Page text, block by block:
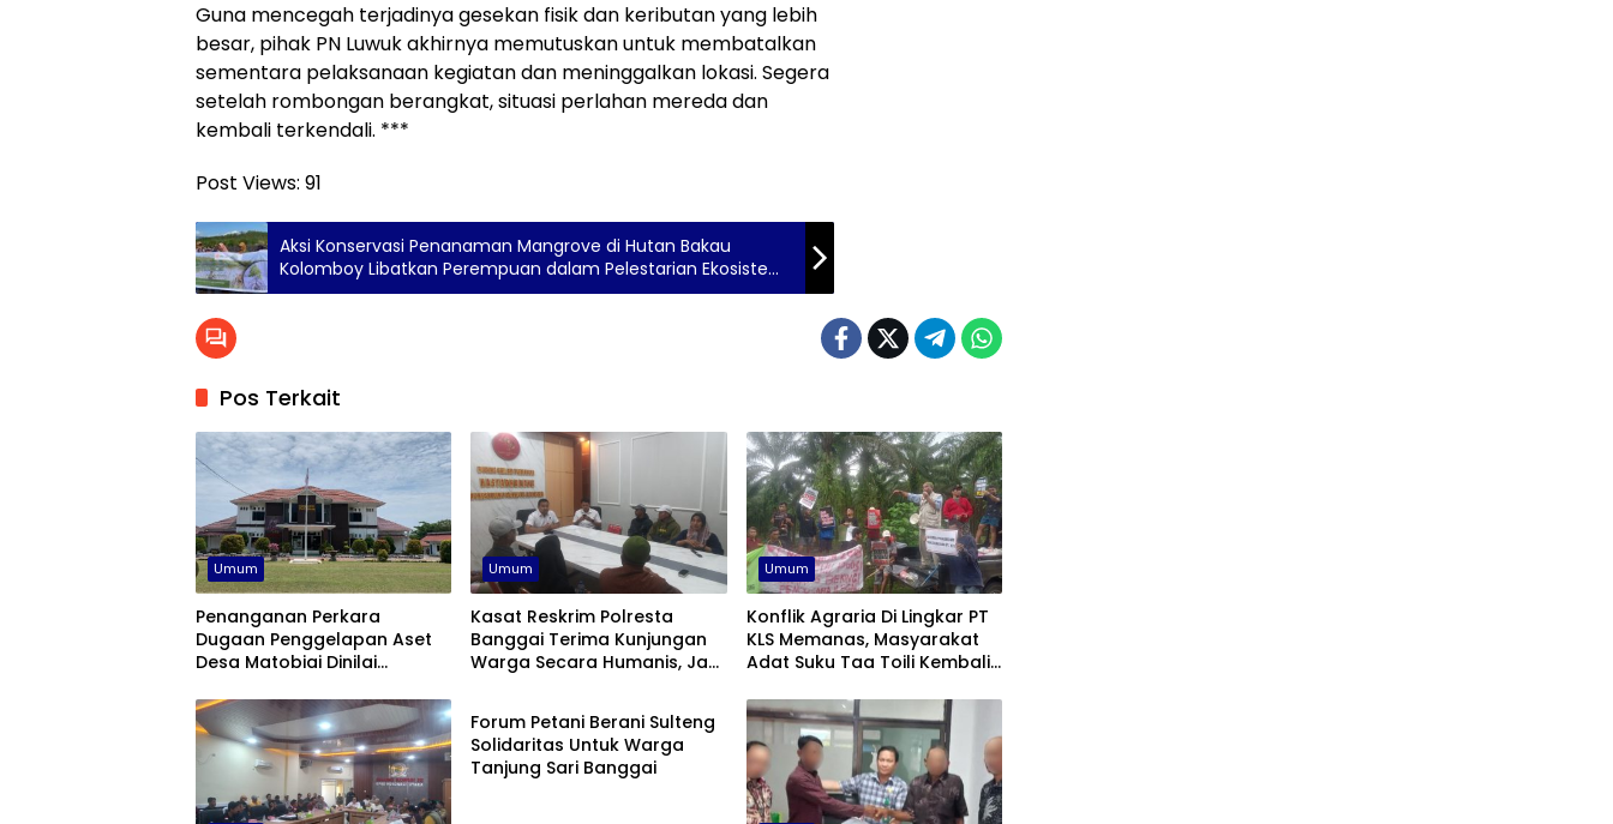
Guna mencegah terjadinya gesekan fisik dan keributan yang lebih
besar, pihak PN Luwuk akhirnya memutuskan untuk membatalkan
sementara pelaksanaan kegiatan dan meninggalkan lokasi. Segera
setelah rombongan berangkat, situasi perlahan mereda dan
kembali terkendali. ***
Post Views: 91
Aksi Konservasi Penanaman Mangrove di Hutan Bakau
Kolomboy Libatkan Perempuan dalam Pelestarian Ekosistem
Pesisir
Pos Terkait
Umum
Penanganan Perkara
Dugaan Penggelapan Aset
Desa Matobiai Dinilai
Desak Segera Limpahkan
Berkas
Umum
Kasat Reskrim Polresta
Banggai Terima Kunjungan
Warga Secara Humanis, Janji
Umum
Konflik Agraria Di Lingkar PT
KLS Memanas, Masyarakat
Adat Suku Taa Toili Kembali
Umum
Forum Petani Berani Sulteng
Solidaritas Untuk Warga
Tanjung Sari Banggai